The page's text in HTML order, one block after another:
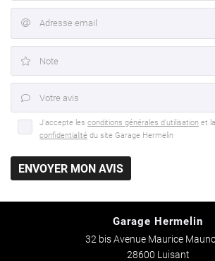
 Adresse email
 Note
 Votre avis
J'accepte les conditions générales d'utilisation et la
confidentialité du site Garage Hermelin
ENVOYER MON AVIS
Garage Hermelin
32 bis Avenue Maurice
28600 Luisant